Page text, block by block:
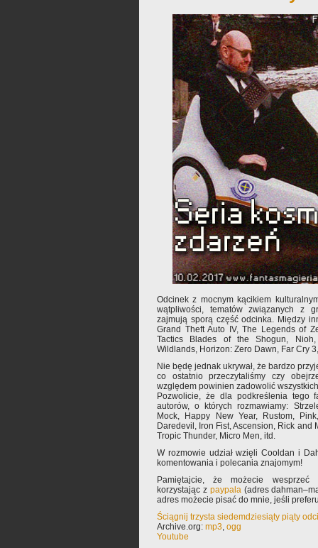
Odcinek z mocnym kącikiem
wątpliwości, tematów związanych z
zajmują sporą część odcinka. Między
Grand Theft Auto IV, The Legends of
Tactics Blades of the Shogun,
Wildlands, Horizon: Zero Dawn, Far Cry
Nie będę jednak ukrywał, że bardzo
co ostatnio przeczytaliśmy czy
względem powinien zadowolić
Pozwolicie, że dla podkreślenia tego
autorów, o których rozmawiamy:
Mock, Happy New Year, Rustom,
Daredevil, Iron Fist, Ascension, Rick and
Tropic Thunder, Micro Men, itd.
W rozmowie udział wzięli Cooldan i
komentowania i polecania znajomym!
Pamiętajcie, że możecie wesprzeć
korzystając z paypala(adres
adres możecie pisać do mnie, jeśli
Ściągnij trzysta siedemdziesiąty piąty
Archive.org: mp3, ogg
Youtube